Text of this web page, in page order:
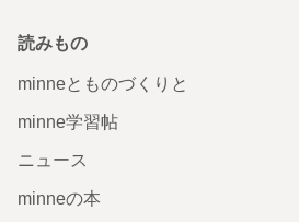
読みもの
minneとものづくりと
minne学習帖
ニュース
minneの本